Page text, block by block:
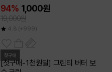
94% 1,000원
19,000원
4.8 (+999)
첫구매
[첫구매-1천원딜] 그린티 버터 보